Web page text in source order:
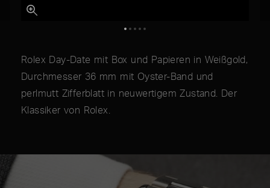
Rolex Day-Date mit Box und Papieren in Weißgold,
Durchmesser 36 mm mit Oyster-Band und
perlmutt Zifferblatt in neuwertigem Zustand. Der
Klassiker von Rolex.